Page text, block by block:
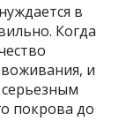
в
Когда
и
покрова до